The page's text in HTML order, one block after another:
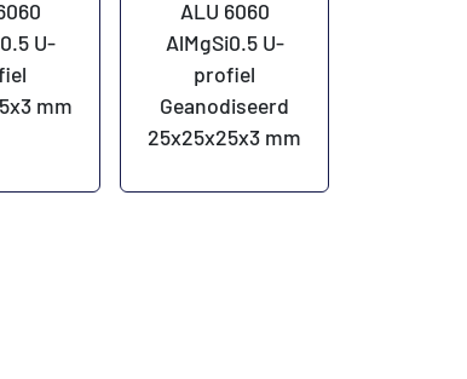
U-
mm
ALU 6060
AlMgSi0.5 U-
profiel
Geanodiseerd
25x25x25x3 mm